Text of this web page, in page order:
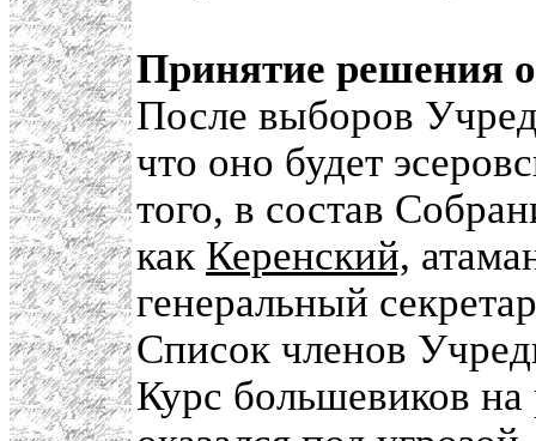
Принятие решения о
После выборов
что оно будет
того, в состав
как Керенский,
генеральный
Список членов
Курс большевиков на